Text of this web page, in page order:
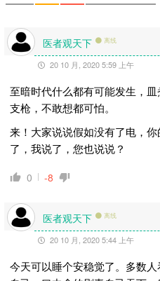
医者观天下 离线
20 10 月, 2020 5:59 上午
至暗时代什么都有可能发生，
支枪，不敢想都可怕。
来！大家说说假如没有了电，
了，我说了，您也说说？
0 -8
医者观天下 离线
20 10 月, 2020 5:44 上午
今天可以睡个安稳觉了。多数